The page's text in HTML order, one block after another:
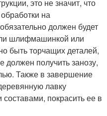
это не значит, что
на
должен будет
шлифмашинкой или
быть торчащих деталей,
должен получить занозу,
Также в завершение
лавку
покрасить ее в